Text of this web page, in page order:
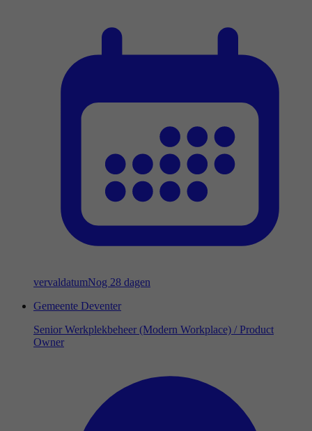
vervaldatumNog 28 dagen
Gemeente Deventer
Senior Werkplekbeheer (Modern Workplace) / Product
Owner